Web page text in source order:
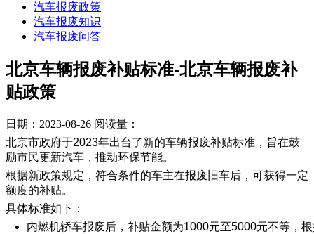
汽车报废政策
汽车报废知识
汽车报废问答
北京车辆报废补贴标准-北京车辆报废补
贴政策
日期：2023-08-26 阅读量：
北京市政府于2023年出台了新的车辆报废补贴标准，旨在鼓
励市民更新汽车，推动环保节能。
根据新政策规定，符合条件的车主在报废旧车后，可获得一定
额度的补贴。
具体标准如下：
内燃机轿车报废后，补贴金额为1000元至5000元不等，